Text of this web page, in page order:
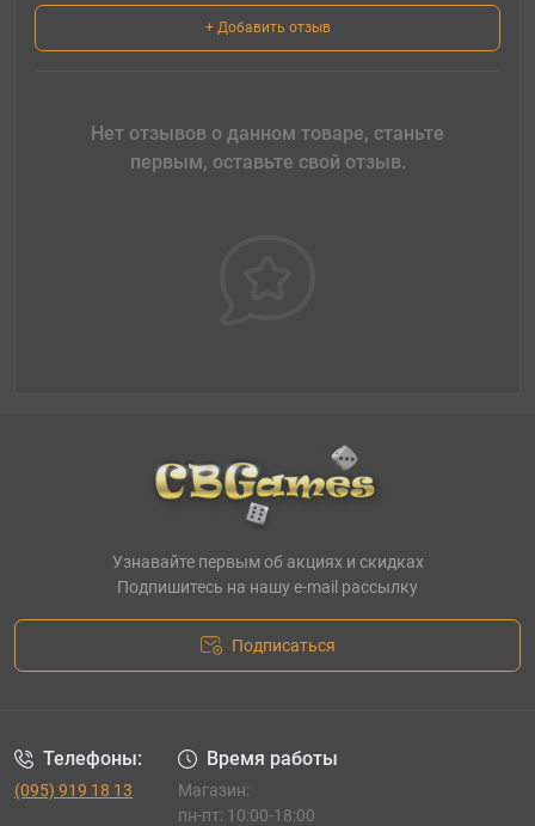
+ Добавить отзыв
Нет отзывов о данном товаре, станьте
первым, оставьте свой отзыв.
Узнавайте первым об акциях и скидках
Подпишитесь на нашу e-mail рассылку
Подписаться
Телефоны:
(095) 919 18 13
Время работы
Магазин:
пн-пт: 10:00-18:00